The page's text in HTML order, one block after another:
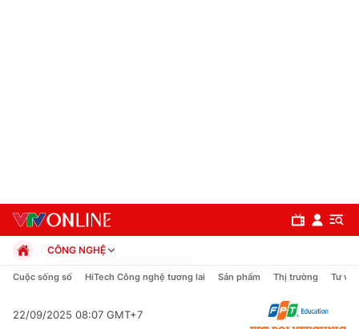
CÔNG NGHỆ
Chính trị
Pháp luật
Cuộc sống số HiTech Công nghệ tương lai Sản phẩm Thị trường Tư vấn
22/09/2025 08:07 GMT+7